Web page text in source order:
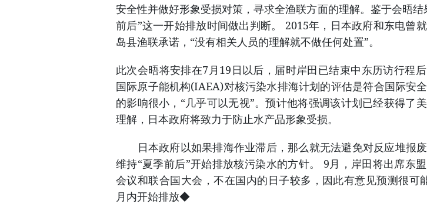
安全性并做好形象受损对策，寻求全渔联方面的理解。鉴于会晤结
前后”这一开始排放时间做出判断。 2015年，日本政府和东电曾
岛县渔联承诺，“没有相关人员的理解就不做任何处置”。
此次会晤将安排在7月19日以后，届时岸田已结束中东历访行程
国际原子能机构(IAEA)对核污染水排海计划的评估是符合国际安
的影响很小，“几乎可以无视”。预计他将强调该计划已经获得了
理解，日本政府将致力于防止水产品形象受损。
日本政府以如果排海作业滞后，那么就无法避免对反应堆报废
维持“夏季前后”开始排放核污染水的方针。 9月，岸田将出席东
会议和联合国大会，不在国内的日子较多，因此有意见预测很可
月内开始排放◆